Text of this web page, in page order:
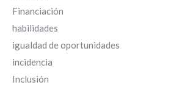
Financiación
habilidades
igualdad de oportunidades
incidencia
Inclusión